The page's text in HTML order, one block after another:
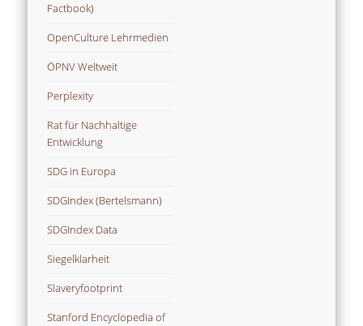
Factbook)
OpenCulture Lehrmedien
ÖPNV Weltweit
Perplexity
Rat für Nachhaltige
Entwicklung
SDG in Europa
SDGIndex (Bertelsmann)
SDGIndex Data
Siegelklarheit
Slaveryfootprint
Stanford Encyclopedia of